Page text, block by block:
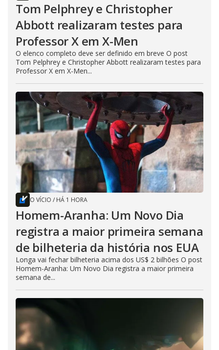
Tom Pelphrey e Christopher
Abbott realizaram testes para
Professor X em X-Men
O elenco completo deve ser definido em breve O post
Tom Pelphrey e Christopher Abbott realizaram testes para
Professor X em X-Men...
O VÍCIO / HÁ 1 HORA
Homem-Aranha: Um Novo Dia
registra a maior primeira semana
de bilheteria da história nos EUA
Longa vai fechar bilheteria acima dos US$ 2 bilhões O post
Homem-Aranha: Um Novo Dia registra a maior primeira
semana de...